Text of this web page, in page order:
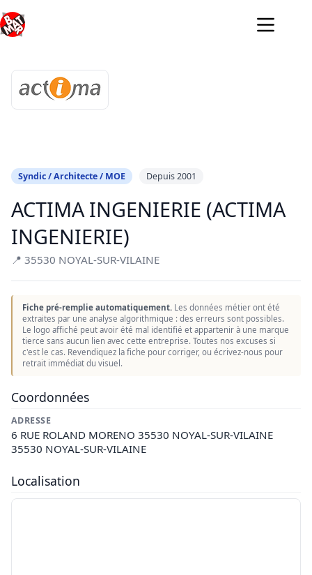
au
contenu
Syndic / Architecte / MOE Depuis 2001
ACTIMA INGENIERIE (ACTIMA
INGENIERIE)
📍 35530 NOYAL-SUR-VILAINE
Fiche pré-remplie automatiquement. Les données métier ont été
extraites par une analyse algorithmique : des erreurs sont possibles.
Le logo affiché peut avoir été mal identifié et appartenir à une marque
tierce sans aucun lien avec cette entreprise. Toutes nos excuses si
c'est le cas. Revendiquez la fiche pour corriger, ou écrivez-nous pour
retrait immédiat du visuel.
Coordonnées
ADRESSE
6 RUE ROLAND MORENO 35530 NOYAL-SUR-VILAINE
35530 NOYAL-SUR-VILAINE
Localisation